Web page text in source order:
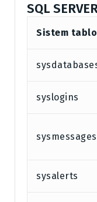
SQL
Sistem
syslogins
sysmessages
sysalerts